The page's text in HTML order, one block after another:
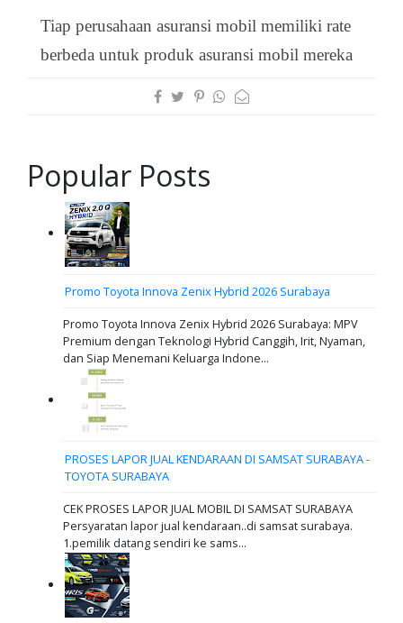
Tiap perusahaan asuransi mobil memiliki rate
berbeda untuk produk asuransi mobil mereka
Popular Posts
Promo Toyota Innova Zenix Hybrid 2026 Surabaya
Promo Toyota Innova Zenix Hybrid 2026 Surabaya: MPV
Premium dengan Teknologi Hybrid Canggih, Irit, Nyaman,
dan Siap Menemani Keluarga Indone...
PROSES LAPOR JUAL KENDARAAN DI SAMSAT SURABAYA -
TOYOTA SURABAYA
CEK PROSES LAPOR JUAL MOBIL DI SAMSAT SURABAYA
Persyaratan lapor jual kendaraan..di samsat surabaya.
1.pemilik datang sendiri ke sams...